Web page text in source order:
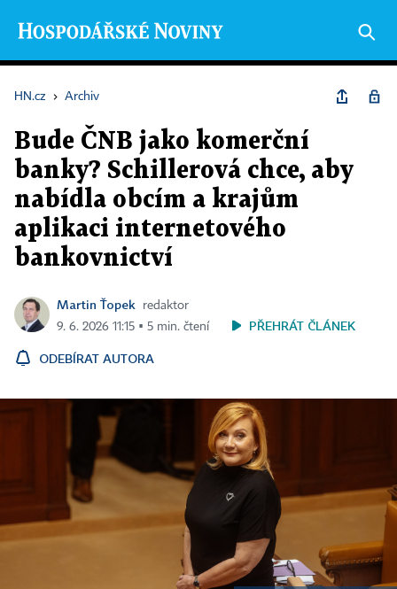
HN.cz › Archiv
Bude ČNB jako komerční
banky? Schillerová chce, aby
nabídla obcím a krajům
aplikaci internetového
bankovnictví
Martin Ťopek
redaktor
9. 6. 2026 11:15 ▪ 5 min. čtení
PŘEHRÁT ČLÁNEK
ODEBÍRAT AUTORA